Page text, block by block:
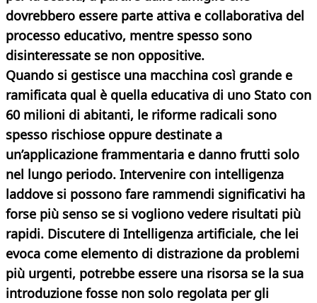
dovrebbero essere parte attiva e collaborativa del
processo educativo, mentre spesso sono
disinteressate se non oppositive.
Quando si gestisce una macchina così grande e
ramificata qual è quella educativa di uno Stato con
60 milioni di abitanti, le riforme radicali sono
spesso rischiose oppure destinate a
un’applicazione frammentaria e danno frutti solo
nel lungo periodo. Intervenire con intelligenza
laddove si possono fare rammendi significativi ha
forse più senso se si vogliono vedere risultati più
rapidi. Discutere di Intelligenza artificiale, che lei
evoca come elemento di distrazione da problemi
più urgenti, potrebbe essere una risorsa se la sua
introduzione fosse non solo regolata per gli